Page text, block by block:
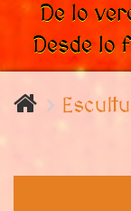
De lo
Desde lo